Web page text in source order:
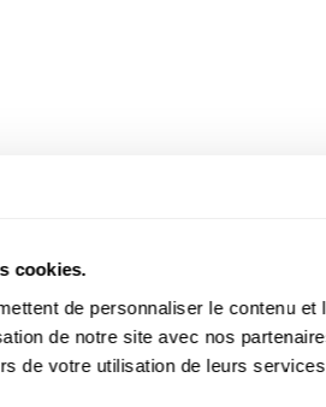
cookies.
de personnaliser le contenu
de notre site avec nos
de votre utilisation de leurs